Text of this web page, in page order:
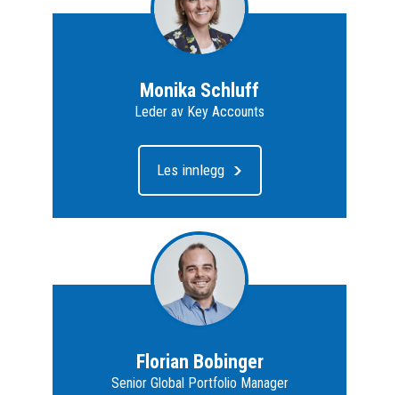
Monika Schluff
Leder av Key Accounts
Les innlegg
Florian Bobinger
Senior Global Portfolio Manager